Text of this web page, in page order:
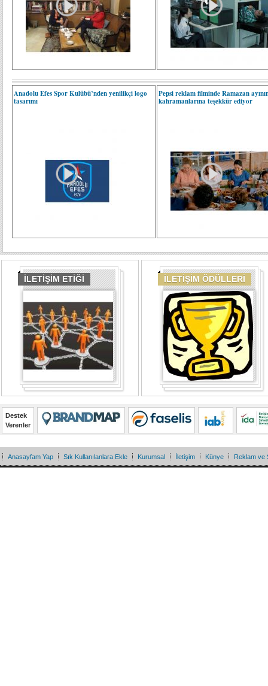
Anadolu Efes Spor Kulübü’nden yenilikçi logo
tasarımı
Pepsi reklam filminde Ramazan
kahramanlarına teşekkür ediyor
İLETİŞİM ETİĞİ İLETİŞİM ÖDÜLLERİ
Destek
Verenler
Anasayfam Yap Sık Kullanılanlara Ekle Kurumsal İletişim Künye Reklam ve